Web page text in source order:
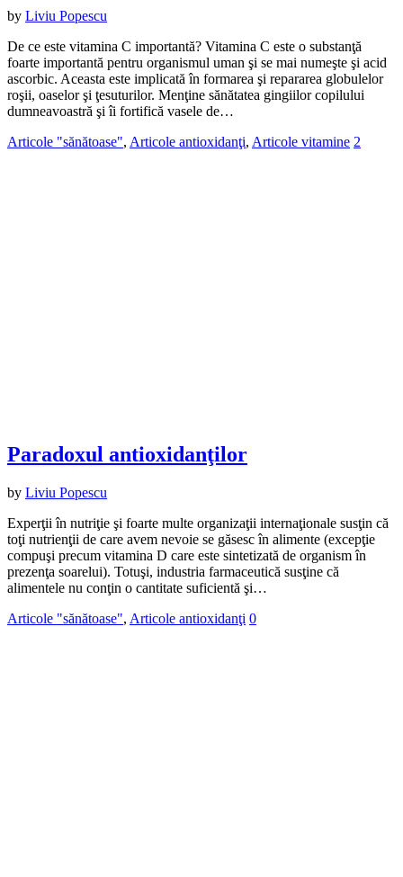
by Liviu Popescu
De ce este vitamina C importantă? Vitamina C este o substanţă
foarte importantă pentru organismul uman şi se mai numeşte şi acid
ascorbic. Aceasta este implicată în formarea şi repararea globulelor
roşii, oaselor şi ţesuturilor. Menţine sănătatea gingiilor copilului
dumneavoastră şi îi fortifică vasele de…
Articole "sănătoase", Articole antioxidanţi, Articole vitamine 2
Paradoxul antioxidanţilor
by Liviu Popescu
Experţii în nutriţie şi foarte multe organizaţii internaţionale susţin că
toţi nutrienţii de care avem nevoie se găsesc în alimente (excepţie
compuşi precum vitamina D care este sintetizată de organism în
prezenţa soarelui). Totuşi, industria farmaceutică susţine că
alimentele nu conţin o cantitate suficientă şi…
Articole "sănătoase", Articole antioxidanţi 0